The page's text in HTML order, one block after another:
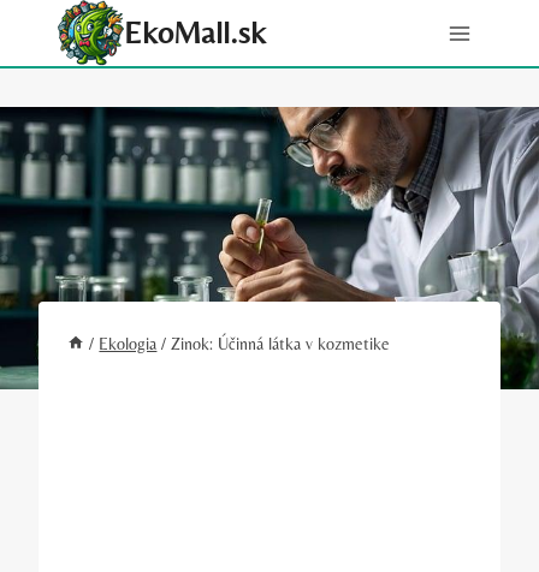
EkoMall.sk
/ Ekologia / Zinok: Účinná látka v kozmetike